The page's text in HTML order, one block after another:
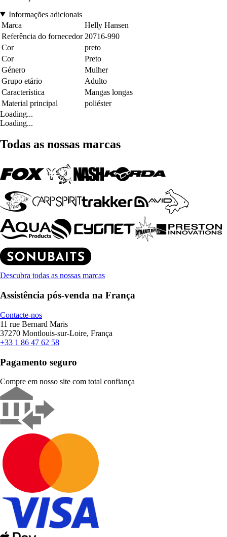
Informações adicionais
Marca
Helly Hansen
Referência do fornecedor 20716-990
Cor
preto
Cor
Preto
Género
Mulher
Grupo etário
Adulto
Característica
Mangas longas
Material principal
poliéster
Loading...
Loading...
Todas as nossas marcas
Descubra todas as nossas marcas
Assistência pós-venda na França
Contacte-nos
11 rue Bernard Maris
37270 Montlouis-sur-Loire, França
+33 1 86 47 62 58
Pagamento seguro
Compre em nosso site com total confiança